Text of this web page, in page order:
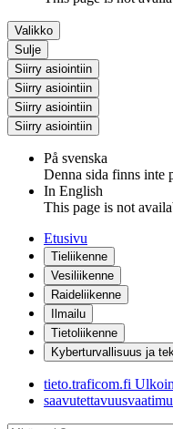
Valikko
Sulje
Siirry asiointiin
Siirry asiointiin
Siirry asiointiin
Siirry asiointiin
På svenska
Denna sida finns inte
In English
This page is not
Etusivu
Tieliikenne
Vesiliikenne
Raideliikenne
Ilmailu
Tietoliikenne
Kyberturvallisuus ja
tieto.traficom.fi